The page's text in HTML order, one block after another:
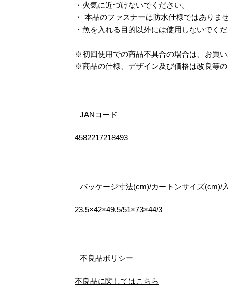
・火気に近づけないでください。
・ 本品のファスナーは防水仕様ではありま
・魚を入れる目的以外には使用しないでく
※初回使用での商品不具合の場合は、お買
※商品の仕様、デザイン及び価格は改良等
JANコード
4582217218493
不良品ポリシー
不良品に関してはこちら
パッケージ寸法(cm)/カートンサイズ(cm)/
23.5×42×49.5/51×73×44/3